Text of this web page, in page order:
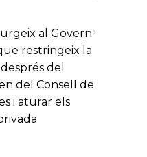
al Govern
restringeix la
del
del Consell de
i aturar els